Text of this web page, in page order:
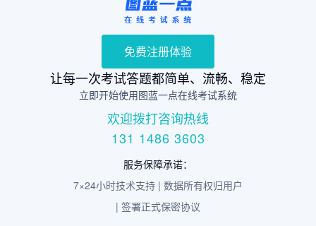
免费注册体验
让每一次考试答题都简单、流畅、稳定
立即开始使用图蓝一点在线考试系统
欢迎拨打咨询热线
131 1486 3603
服务保障承诺：
7×24小时技术支持 | 数据所有权归用户
| 签署正式保密协议